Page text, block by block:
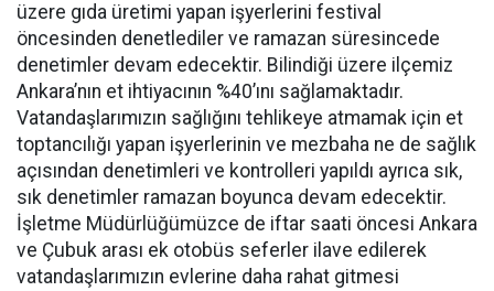
üzere gıda üretimi yapan işyerlerini festival
öncesinden denetlediler ve ramazan süresincede
denetimler devam edecektir. Bilindiği üzere ilçemiz
Ankara’nın et ihtiyacının %40’ını sağlamaktadır.
Vatandaşlarımızın sağlığını tehlikeye atmamak için et
toptancılığı yapan işyerlerinin ve mezbaha ne de sağlık
açısından denetimleri ve kontrolleri yapıldı ayrıca sık,
sık denetimler ramazan boyunca devam edecektir.
İşletme Müdürlüğümüzce de iftar saati öncesi Ankara
ve Çubuk arası ek otobüs seferler ilave edilerek
vatandaşlarımızın evlerine daha rahat gitmesi